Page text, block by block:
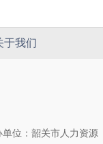
于我们
单位：韶关市人力资源